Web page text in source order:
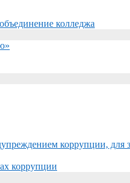
колледжа
коррупции, для
коррупции